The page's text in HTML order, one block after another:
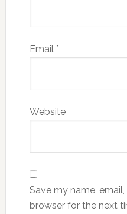
Email *
Website
Save my name,
browser for the next